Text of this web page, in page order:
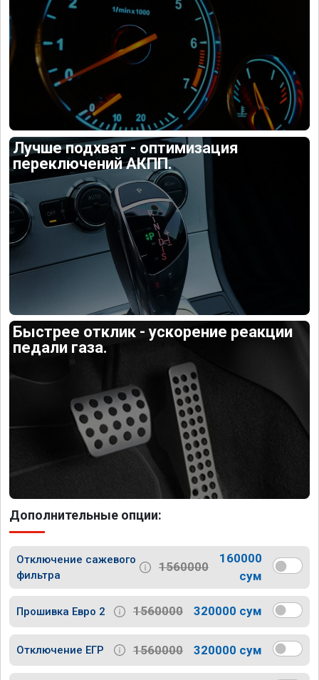
Лучше подхват - оптимизация
переключений АКПП.
Быстрее отклик - ускорение реакции
педали газа.
Дополнительные опции:
Отключение сажевого
фильтра
1560000
160000
сум
Прошивка Евро 2 1560000 320000 сум
Отключение ЕГР 1560000 320000 сум